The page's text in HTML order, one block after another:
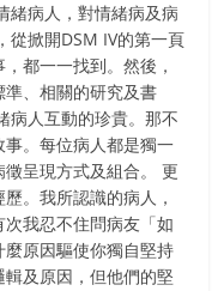
緒病人，對情緒病及病
從掀開DSM IV的第一頁
都一一找到。然後，
、相關的研究及書
病人互動的珍貴。那不
。每位病人都是獨一
呈現方式及組合。 更
。我所認識的病人，
我忍不住問病友「如
原因驅使你獨自堅持
及原因，但他們的堅